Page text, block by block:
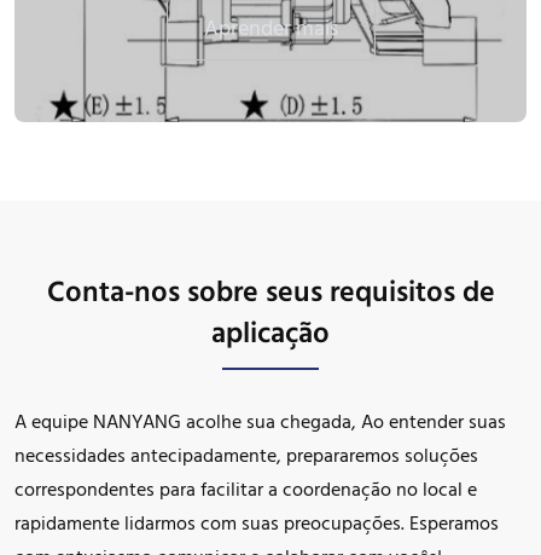
Aprender mais
Conta-nos sobre seus requisitos de
aplicação
A equipe NANYANG acolhe sua chegada, Ao entender suas
necessidades antecipadamente, prepararemos soluções
correspondentes para facilitar a coordenação no local e
rapidamente lidarmos com suas preocupações. Esperamos